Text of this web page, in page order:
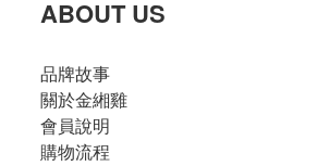
ABOUT US
品牌故事
關於金緗雞
會員說明
購物流程